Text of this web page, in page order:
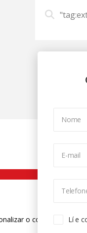
Nome
E-mail
Lí e
o conteúdo. Para